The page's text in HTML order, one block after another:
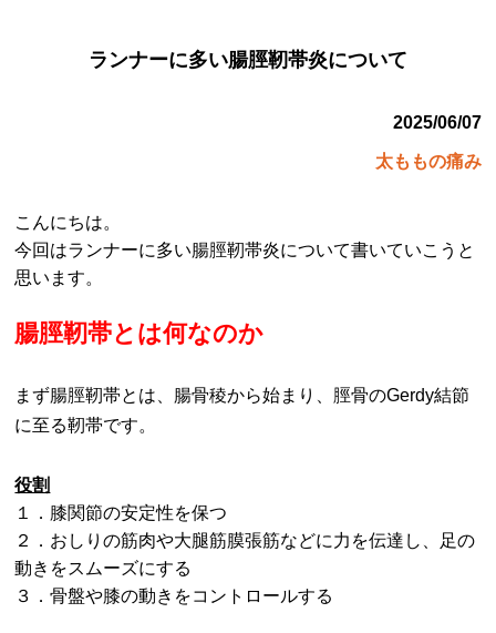
ランナーに多い腸脛靭帯炎について
2025/06/07
太ももの痛み
こんにちは。
今回はランナーに多い腸脛靭帯炎について書いていこうと
思います。
腸脛靭帯とは何なのか
まず腸脛靭帯とは、腸骨稜から始まり、脛骨のGerdy結節
に至る靭帯です。
役割
１．膝関節の安定性を保つ
２．おしりの筋肉や大腿筋膜張筋などに力を伝達し、足の
動きをスムーズにする
３．骨盤や膝の動きをコントロールする